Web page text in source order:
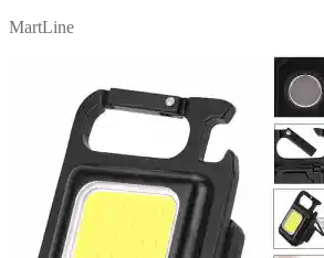
MartLine